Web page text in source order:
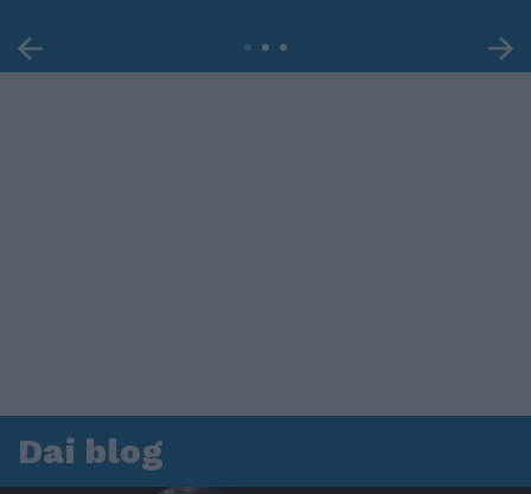
Dai blog